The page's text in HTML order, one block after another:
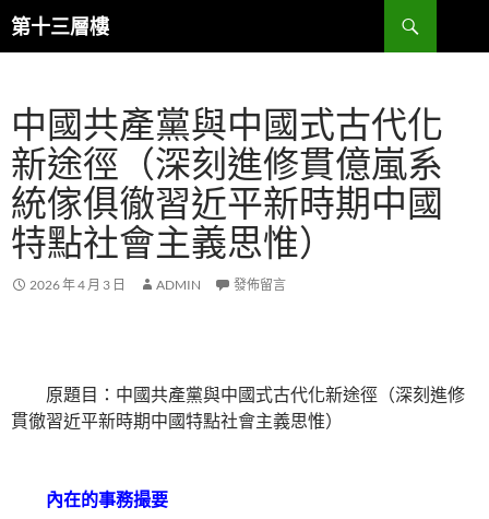
跳
至
內
第十三層樓
搜
尋
中國共產黨與中國式古代化
新途徑（深刻進修貫億嵐系
統傢俱徹習近平新時期中國
特點社會主義思惟）
2026 年 4 月 3 日 ADMIN 發佈留言
原題目：中國共產黨與中國式古代化新途徑（深刻進修
貫徹習近平新時期中國特點社會主義思惟）
內在的事務撮要